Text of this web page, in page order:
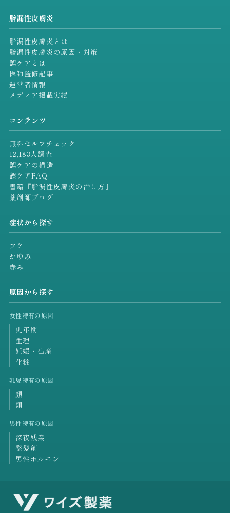
脂漏性皮膚炎
脂漏性皮膚炎とは
脂漏性皮膚炎の原因・対策
誤ケアとは
医師監修記事
運営者情報
メディア掲載実績
コンテンツ
無料セルフチェック
12,183人調査
誤ケアの構造
誤ケアFAQ
書籍『脂漏性皮膚炎の治し方』
薬剤師ブログ
症状から探す
フケ
かゆみ
赤み
原因から探す
女性特有の原因
更年期
生理
妊娠・出産
化粧
乳児特有の原因
顔
頭
男性特有の原因
深夜残業
整髪剤
男性ホルモン